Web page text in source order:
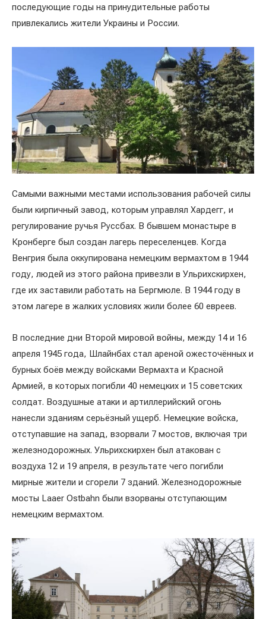
последующие годы на принудительные работы
привлекались жители Украины и России.
Самыми важными местами использования рабочей силы
были кирпичный завод, которым управлял Хардегг, и
регулирование ручья Руссбах. В бывшем монастыре в
Кронберге был создан лагерь переселенцев. Когда
Венгрия была оккупирована немецким вермахтом в 1944
году, людей из этого района привезли в Ульрихскирхен,
где их заставили работать на Бергмюле. В 1944 году в
этом лагере в жалких условиях жили более 60 евреев.
В последние дни Второй мировой войны, между 14 и 16
апреля 1945 года, Шлайнбах стал ареной ожесточённых и
бурных боёв между войсками Вермахта и Красной
Армией, в которых погибли 40 немецких и 15 советских
солдат. Воздушные атаки и артиллерийский огонь
нанесли зданиям серьёзный ущерб. Немецкие войска,
отступавшие на запад, взорвали 7 мостов, включая три
железнодорожных. Ульрихскирхен был атакован с
воздуха 12 и 19 апреля, в результате чего погибли
мирные жители и сгорели 7 зданий. Железнодорожные
мосты Laaer Ostbahn были взорваны отступающим
немецким вермахтом.